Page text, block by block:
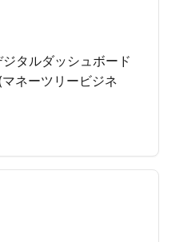
タルダッシュボード
ネーツリービジネ